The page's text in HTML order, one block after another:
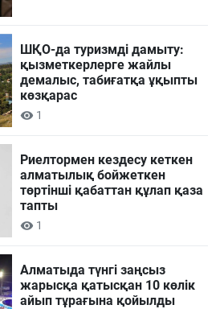
ШҚО-да туризмді дамыту:
қызметкерлерге жайлы
демалыс, табиғатқа ұқыпты
көзқарас
1
Риелтормен кездесу кеткен
алматылық бойжеткен
төртінші қабаттан құлап қаза
тапты
1
Алматыда түнгі заңсыз
жарысқа қатысқан 10 көлік
айып тұрағына қойылды